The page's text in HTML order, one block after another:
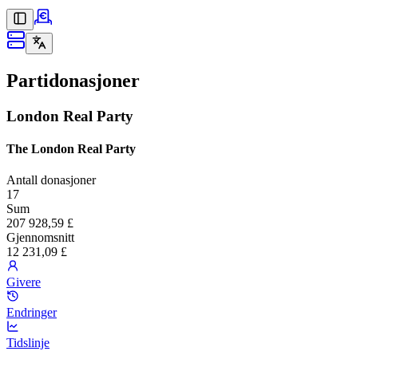
Partidonasjoner
London Real Party
The London Real Party
Antall donasjoner
17
Sum
207 928,59 £
Gjennomsnitt
12 231,09 £
Givere
Endringer
Tidslinje